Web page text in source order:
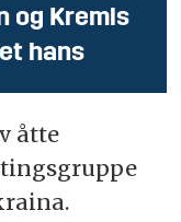
og Kremls
hans
åtte